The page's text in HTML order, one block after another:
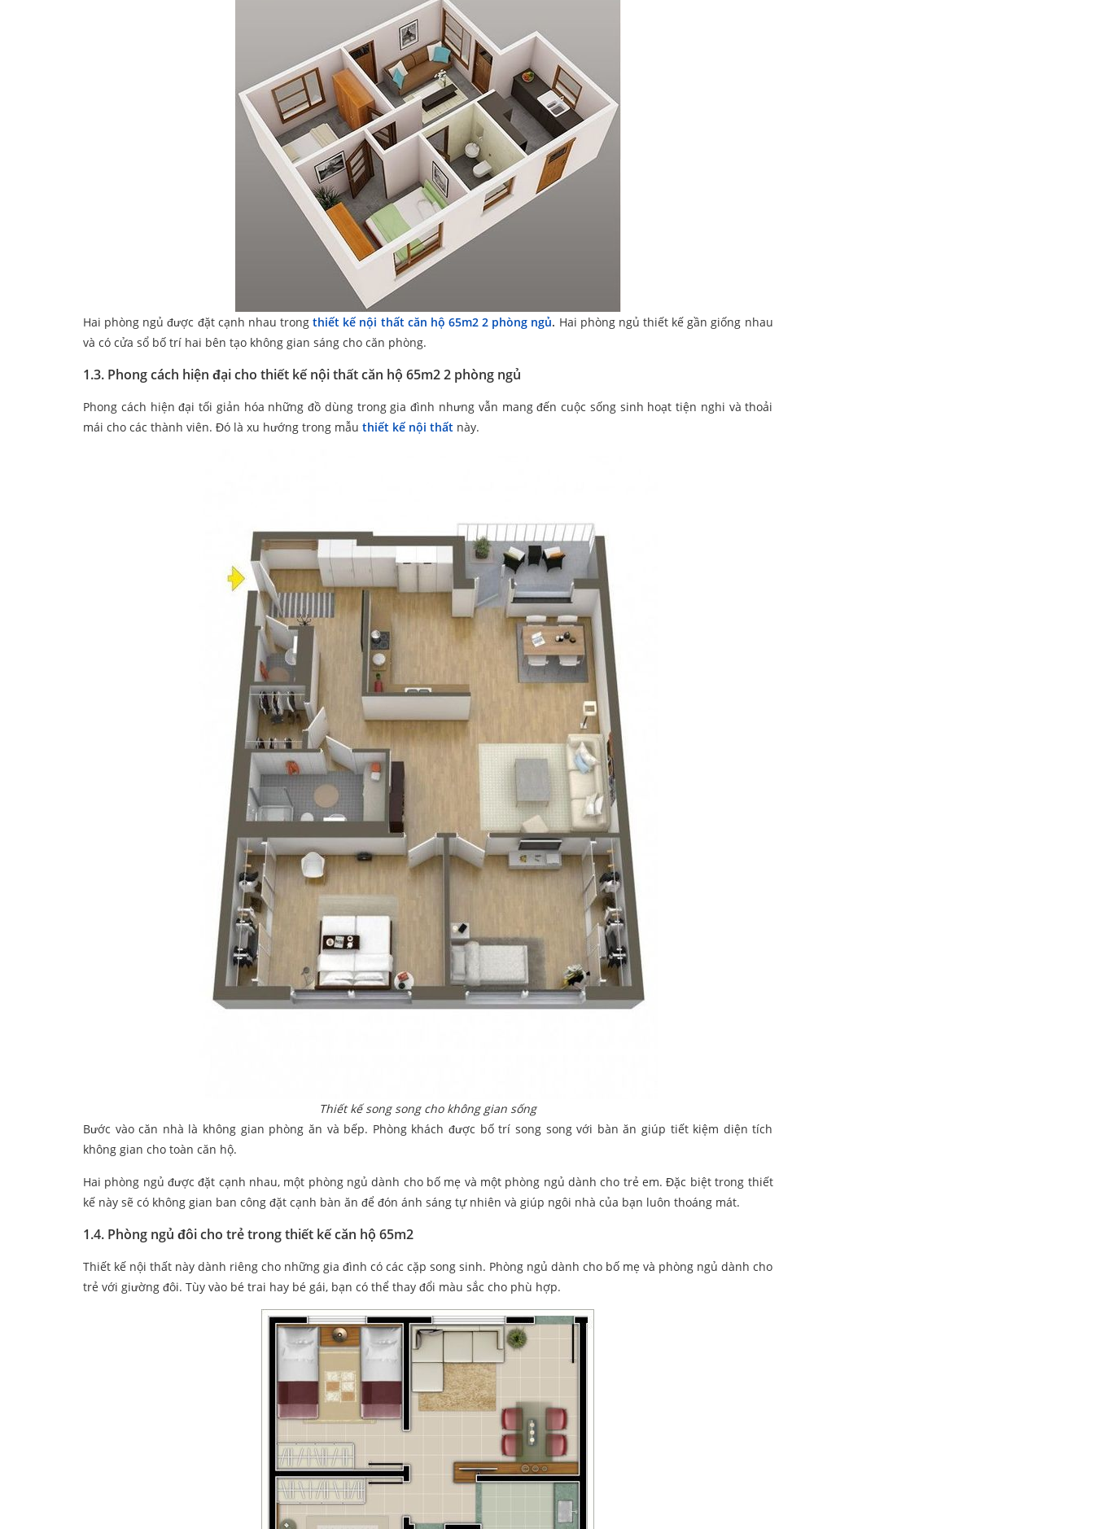
Hai phòng ngủ được đặt cạnh nhau trongthiết kế nội thất căn hộ 65m2 2 phòng ngủ. Hai phòng ngủ thiết kế gần giống nhau
và có cửa sổ bố trí hai bên tạo không gian sáng cho căn phòng.
1.3. Phong cách hiện đại cho thiết kế nội thất căn hộ 65m2 2 phòng ngủ
Phong cách hiện đại tối giản hóa những đồ dùng trong gia đình nhưng vẫn mang đến cuộc sống sinh hoạt tiện nghi và thoải
mái cho các thành viên. Đó là xu hướng trong mẫu thiết kế nội thất này.
Thiết kế song song cho không gian sống
Bước vào căn nhà là không gian phòng ăn và bếp. Phòng khách được bố trí song song với bàn ăn giúp tiết kiệm diện tích
không gian cho toàn căn hộ.
Hai phòng ngủ được đặt cạnh nhau, một phòng ngủ dành cho bố mẹ và một phòng ngủ dành cho trẻ em. Đặc biệt trong thiết
kế này sẽ có không gian ban công đặt cạnh bàn ăn để đón ánh sáng tự nhiên và giúp ngôi nhà của bạn luôn thoáng mát.
1.4. Phòng ngủ đôi cho trẻ trong thiết kế căn hộ 65m2
Thiết kế nội thất này dành riêng cho những gia đình có các cặp song sinh. Phòng ngủ dành cho bố mẹ và phòng ngủ dành cho
trẻ với giường đôi. Tùy vào bé trai hay bé gái, bạn có thể thay đổi màu sắc cho phù hợp.